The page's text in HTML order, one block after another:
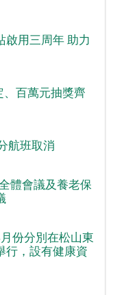
啟用三周年 助力
百萬元抽獎齊
航班取消
體會議及養老保
份分別在松山東
行，設有健康資